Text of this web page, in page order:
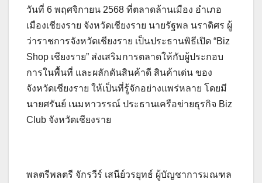
วันที่ 6 พฤศจิกายน 2568 ที่ตลาดล้านเมือง อำเภอ
เมืองเชียงราย จังหวัดเชียงราย นายรัฐพล นราดิศร ผู้
ว่าราชการจังหวัดเชียงราย เป็นประธานพิธีเปิด “Biz
Shop เชียงราย” ส่งเสริมการตลาดให้กับผู้ประกอบ
การในพื้นที่ และผลักดันสินค้าดี สินค้าเด่น ของ
จังหวัดเชียงราย ให้เป็นที่รู้จักอย่างแพร่หลาย โดยมี
นายศรันย์ เนมหาวรรณ์ ประธานเครือข่ายธุรกิจ Biz
Club จังหวัดเชียงราย
พลตรีพลตรี จักรวีร์ เสนีย์วรยุทธ์ ผู้บัญชาการมณฑล